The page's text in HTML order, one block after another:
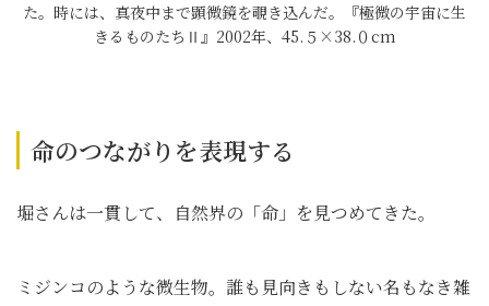
た。時には、真夜中まで顕微鏡を覗き込んだ。『極微の宇宙に生
きるものたちⅡ』2002年、45.５×38.０cm
命のつながりを表現する
堀さんは一貫して、自然界の「命」を見つめてきた。
ミジンコのような微生物。誰も見向きもしない名もなき雑